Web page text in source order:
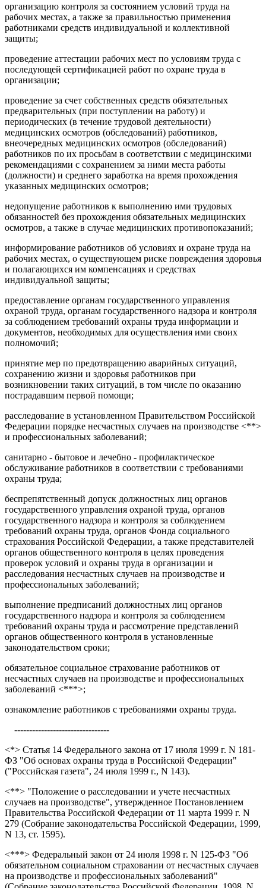
организацию контроля за состоянием условий труда на
рабочих местах, а также за правильностью применения
работниками средств индивидуальной и коллективной
защиты;
проведение аттестации рабочих мест по условиям труда с
последующей сертификацией работ по охране труда в
организации;
проведение за счет собственных средств обязательных
предварительных (при поступлении на работу) и
периодических (в течение трудовой деятельности)
медицинских осмотров (обследований) работников,
внеочередных медицинских осмотров (обследований)
работников по их просьбам в соответствии с медицинскими
рекомендациями с сохранением за ними места работы
(должности) и среднего заработка на время прохождения
указанных медицинских осмотров;
недопущение работников к выполнению ими трудовых
обязанностей без прохождения обязательных медицинских
осмотров, а также в случае медицинских противопоказаний;
информирование работников об условиях и охране труда на
рабочих местах, о существующем риске повреждения здоровья
и полагающихся им компенсациях и средствах
индивидуальной защиты;
предоставление органам государственного управления
охраной труда, органам государственного надзора и контроля
за соблюдением требований охраны труда информации и
документов, необходимых для осуществления ими своих
полномочий;
принятие мер по предотвращению аварийных ситуаций,
сохранению жизни и здоровья работников при
возникновении таких ситуаций, в том числе по оказанию
пострадавшим первой помощи;
расследование в установленном Правительством Российской
Федерации порядке несчастных случаев на производстве <**>
и профессиональных заболеваний;
санитарно - бытовое и лечебно - профилактическое
обслуживание работников в соответствии с требованиями
охраны труда;
беспрепятственный допуск должностных лиц органов
государственного управления охраной труда, органов
государственного надзора и контроля за соблюдением
требований охраны труда, органов Фонда социального
страхования Российской Федерации, а также представителей
органов общественного контроля в целях проведения
проверок условий и охраны труда в организации и
расследования несчастных случаев на производстве и
профессиональных заболеваний;
выполнение предписаний должностных лиц органов
государственного надзора и контроля за соблюдением
требований охраны труда и рассмотрение представлений
органов общественного контроля в установленные
законодательством сроки;
обязательное социальное страхование работников от
несчастных случаев на производстве и профессиональных
заболеваний <***>;
ознакомление работников с требованиями охраны труда.
--------------------------------
<*> Статья 14 Федерального закона от 17 июля 1999 г. N 181-
ФЗ "Об основах охраны труда в Российской Федерации"
("Российская газета", 24 июля 1999 г., N 143).
<**> "Положение о расследовании и учете несчастных
случаев на производстве", утвержденное Постановлением
Правительства Российской Федерации от 11 марта 1999 г. N
279 (Собрание законодательства Российской Федерации, 1999,
N 13, ст. 1595).
<***> Федеральный закон от 24 июля 1998 г. N 125-ФЗ "Об
обязательном социальном страховании от несчастных случаев
на производстве и профессиональных заболеваний"